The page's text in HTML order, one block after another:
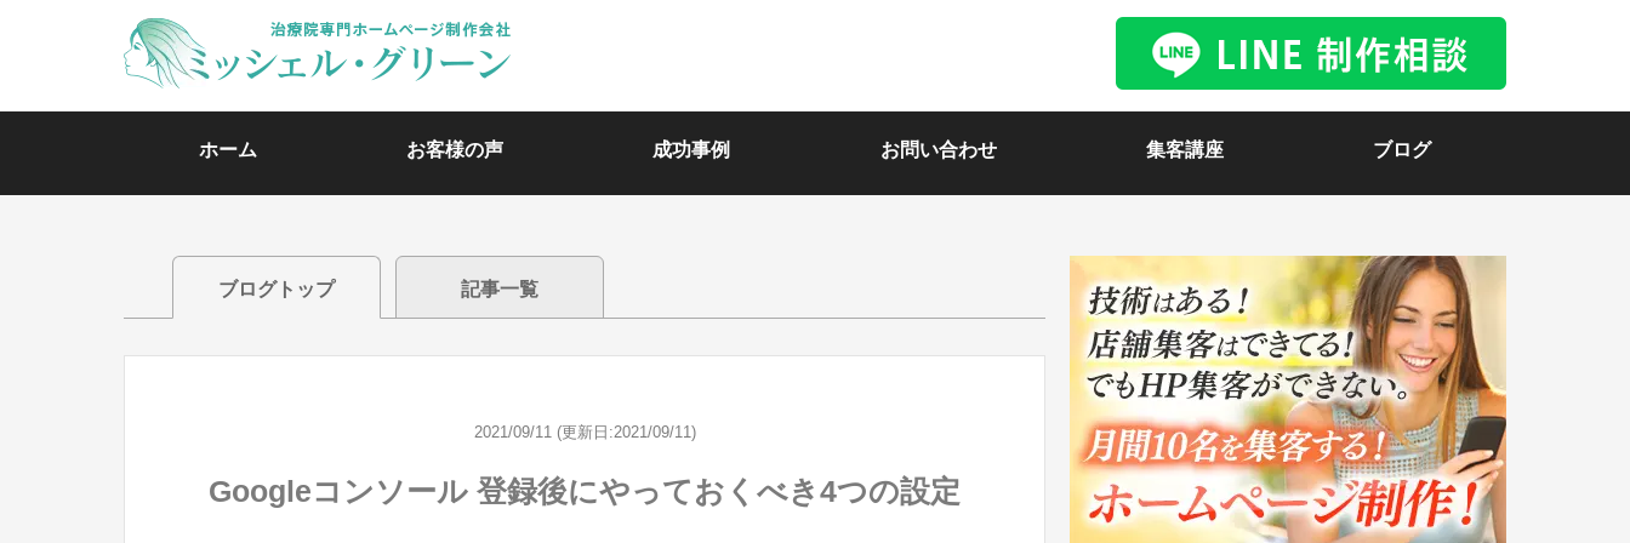
ホーム お客様の声 成功事例 お問い合わせ 集客講座 ブログ
ブログトップ 記事一覧
2021/09/11 (更新日:2021/09/11)
Googleコンソール 登録後にやっておくべき4つの設定